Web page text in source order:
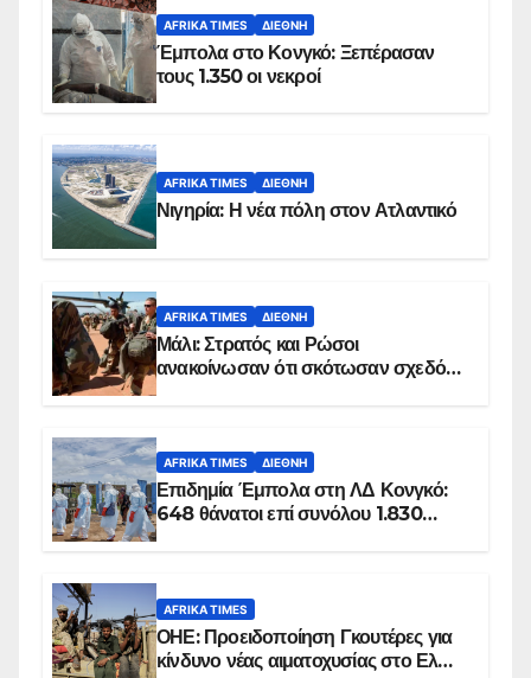
AFRIKA TIMES ΔΙΕΘΝΉ
Έμπολα στο Κονγκό: Ξεπέρασαν
τους 1.350 οι νεκροί
AFRIKA TIMES ΔΙΕΘΝΉ
Νιγηρία: Η νέα πόλη στον Ατλαντικό
AFRIKA TIMES ΔΙΕΘΝΉ
Μάλι: Στρατός και Ρώσοι
ανακοίνωσαν ότι σκότωσαν σχεδόν
AFRIKA TIMES ΔΙΕΘΝΉ
Επιδημία Έμπολα στη ΛΔ Κονγκό:
648 θάνατοι επί συνόλου 1.830
AFRIKA TIMES
ΟΗΕ: Προειδοποίηση Γκουτέρες για
κίνδυνο νέας αιματοχυσίας στο Ελ